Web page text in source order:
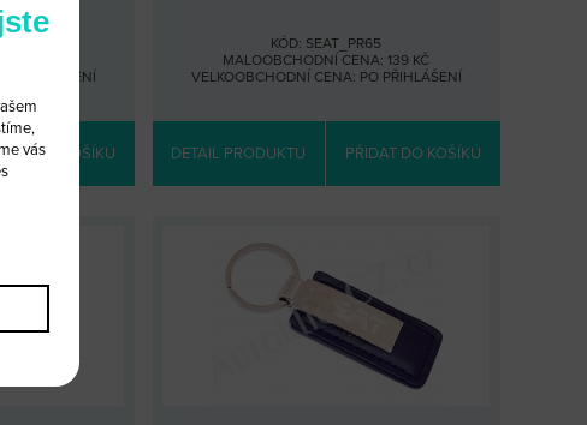
PO PŘIHLÁŠENÍ
DO KOŠÍKU
KÓD: SEAT_PR65
MALOOBCHODNÍ CENA: 139 KČ
VELKOOBCHODNÍ CENA: PO PŘIHLÁŠENÍ
DETAIL PRODUKTU PŘIDAT DO KOŠÍKU
vás